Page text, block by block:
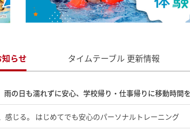
知らせ タイムテーブル 更新情報
雨の日も濡れずに安心、学校帰り・仕事帰りに移動時
感じる。 はじめてでも安心のパーソナルトレーニング